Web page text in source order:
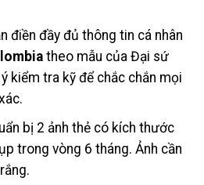
điền đầy đủ thông tin cá nhân
theo mẫu của Đại sứ
kiểm tra kỹ để chắc chắn mọi
bị 2 ảnh thẻ có kích thước
trong vòng 6 tháng. Ảnh cần